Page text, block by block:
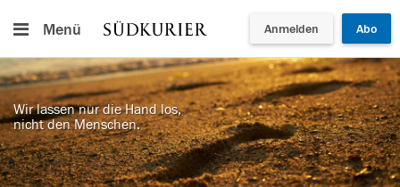
Menü Anmelden Abo
Wir lassen nur die Hand los,
nicht den Menschen.